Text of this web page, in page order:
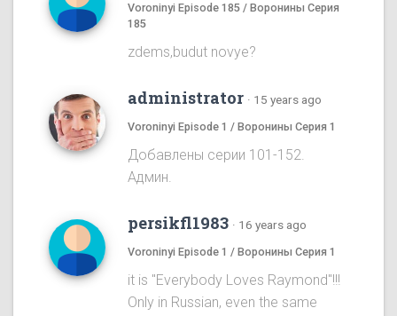
Voroninyi Episode 185 / Воронины Серия
185
zdems,budut novye?
administrator · 15 years ago
Voroninyi Episode 1 / Воронины Серия 1
Добавлены серии 101-152.
Админ.
persikfl1983 · 16 years ago
Voroninyi Episode 1 / Воронины Серия 1
it is "Everybody Loves Raymond"!!!
Only in Russian, even the same